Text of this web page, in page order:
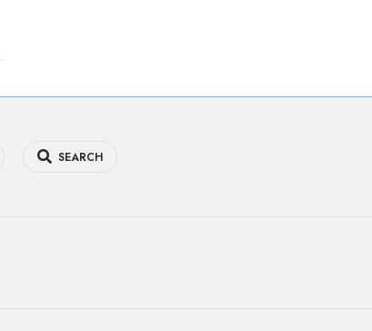
SEARCH